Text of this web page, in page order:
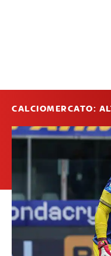
CALCIOMERCATO: